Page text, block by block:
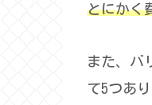
とにかく
また、バ
て5つあり